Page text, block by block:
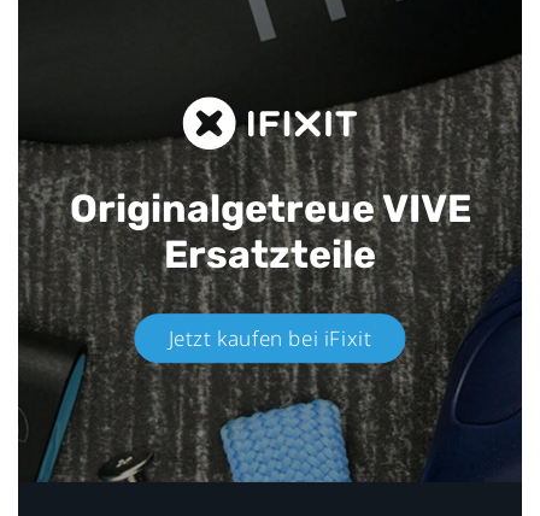
Originalgetreue VIVE
Ersatzteile
Jetzt kaufen bei iFixit​